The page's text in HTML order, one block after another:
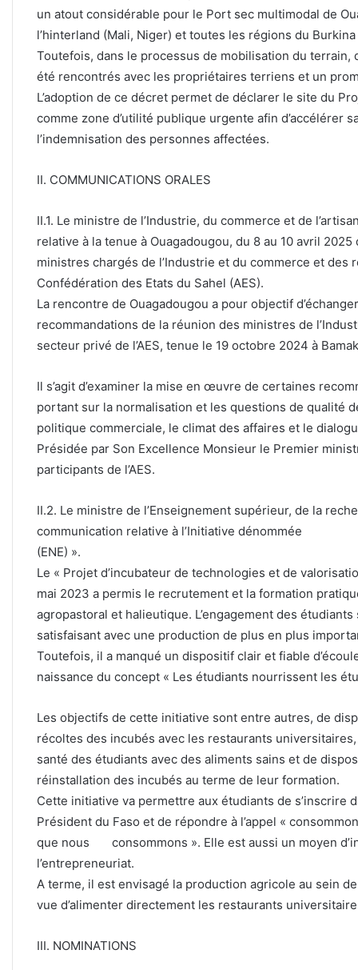
un atout considérable pour le Port sec multimodal de
l’hinterland (Mali, Niger) et toutes les régions du Burkina
Toutefois, dans le processus de mobilisation du
été rencontrés avec les propriétaires terriens et un
L’adoption de ce décret permet de déclarer le site du
comme zone d’utilité publique urgente afin d’accélérer
l’indemnisation des personnes affectées.
II. COMMUNICATIONS ORALES
II.1. Le ministre de l’Industrie, du commerce et de
relative à la tenue à Ouagadougou, du 8 au 10 avril
ministres chargés de l’Industrie et du commerce et
Confédération des Etats du Sahel (AES).
La rencontre de Ouagadougou a pour objectif
recommandations de la réunion des ministres de
secteur privé de l’AES, tenue le 19 octobre 2024 à
Il s’agit d’examiner la mise en œuvre de certaines
portant sur la normalisation et les questions de qualité
politique commerciale, le climat des affaires et le
Présidée par Son Excellence Monsieur le Premier
participants de l’AES.
II.2. Le ministre de l’Enseignement supérieur, de la
communication relative à l’Initiative dénommée
(ENE) ».
Le « Projet d’incubateur de technologies et de
mai 2023 a permis le recrutement et la formation
agropastoral et halieutique. L’engagement des
satisfaisant avec une production de plus en plus
Toutefois, il a manqué un dispositif clair et fiable
naissance du concept « Les étudiants nourrissent les
Les objectifs de cette initiative sont entre autres, de
récoltes des incubés avec les restaurants
santé des étudiants avec des aliments sains et de
réinstallation des incubés au terme de leur formation.
Cette initiative va permettre aux étudiants de s’inscrire
Président du Faso et de répondre à l’appel «
que nous consommons ». Elle est aussi un moyen
l’entrepreneuriat.
A terme, il est envisagé la production agricole au sein
vue d’alimenter directement les restaurants
III. NOMINATIONS